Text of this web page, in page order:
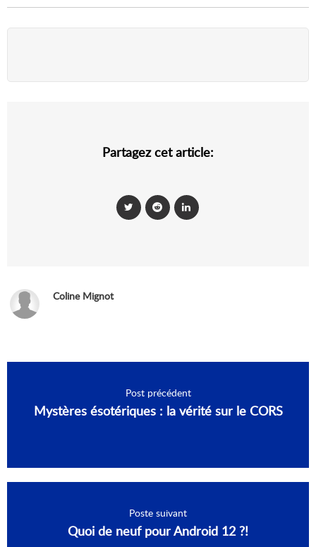
Partagez cet article:
Coline Mignot
Post précédent
Mystères ésotériques : la vérité sur le CORS
Poste suivant
Quoi de neuf pour Android 12 ?!